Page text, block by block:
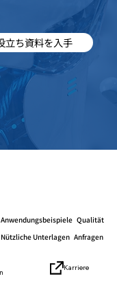
立ち資料を入手
Anwendungsbeispiele Qualität
Nützliche Unterlagen Anfragen
Karriere